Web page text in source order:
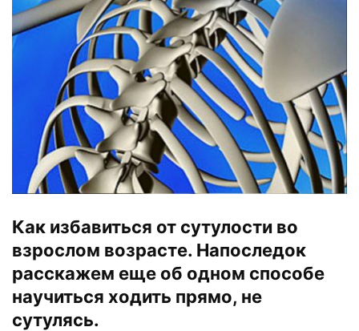
Как избавиться от сутулости во
взрослом возрасте. Напоследок
расскажем еще об одном способе
научиться ходить прямо, не
сутулясь.